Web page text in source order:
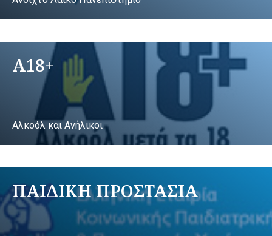
A18+
Αλκοόλ και Ανήλικοι
ΠΑΙΔΙΚΗ ΠΡΟΣΤΑΣΙΑ